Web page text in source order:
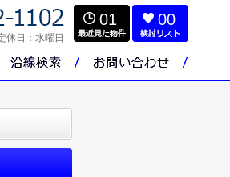
休日： 水曜日
01 00